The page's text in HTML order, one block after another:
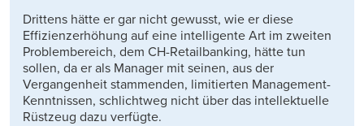
Drittens hätte er gar nicht gewusst, wie er diese
Effizienzerhöhung auf eine intelligente Art im zweiten
Problembereich, dem CH-Retailbanking, hätte tun
sollen, da er als Manager mit seinen, aus der
Vergangenheit stammenden, limitierten Management-
Kenntnissen, schlichtweg nicht über das intellektuelle
Rüstzeug dazu verfügte.